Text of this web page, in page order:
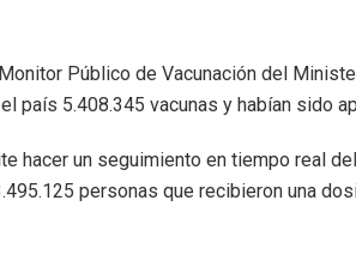
Público de Vacunación del
país 5.408.345 vacunas y habían sido
hacer un seguimiento en tiempo real
personas que recibieron una